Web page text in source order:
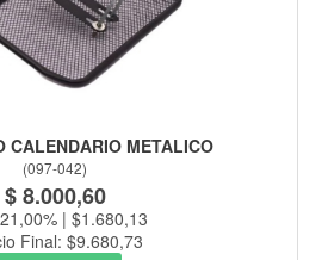
CALENDARIO METALICO
(097-042)
$ 8.000,60
21,00% | $1.680,13
Final: $9.680,73